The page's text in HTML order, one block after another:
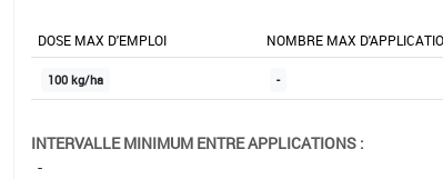
DOSE MAX D'EMPLOI NOMBRE MAX
100 kg/ha -
INTERVALLE MINIMUM ENTRE APPLICATIONS :
-